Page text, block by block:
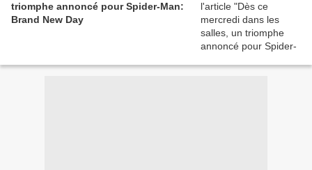
triomphe annoncé pour Spider-Man:
Brand New Day